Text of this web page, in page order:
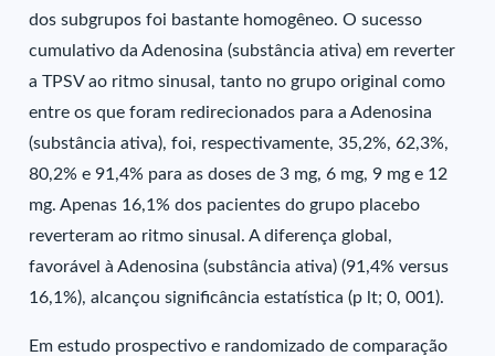
dos subgrupos foi bastante homogêneo. O sucesso
cumulativo da Adenosina (substância ativa) em reverter
a TPSV ao ritmo sinusal, tanto no grupo original como
entre os que foram redirecionados para a Adenosina
(substância ativa), foi, respectivamente, 35,2%, 62,3%,
80,2% e 91,4% para as doses de 3 mg, 6 mg, 9 mg e 12
mg. Apenas 16,1% dos pacientes do grupo placebo
reverteram ao ritmo sinusal. A diferença global,
favorável à Adenosina (substância ativa) (91,4% versus
16,1%), alcançou significância estatística (p lt; 0, 001).
Em estudo prospectivo e randomizado de comparação